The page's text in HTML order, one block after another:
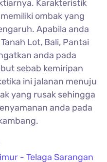
Karakteristik
ombak yang
Apabila anda
Lot, Bali, Pantai
anda pada
sebab kemiripan
ini jalanan menuju
yang rusak sehingga
anda pada